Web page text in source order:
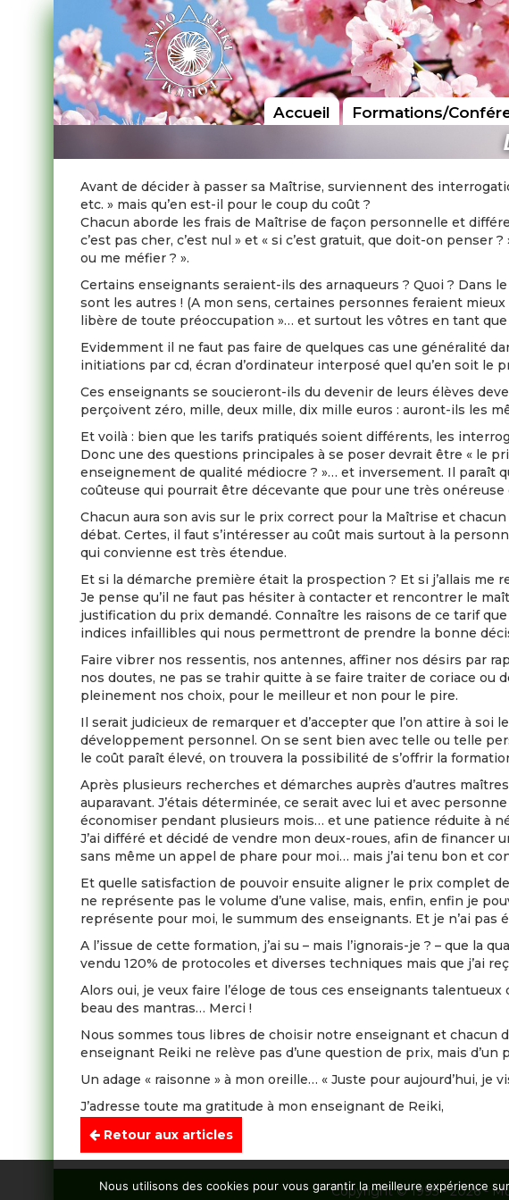
Accueil Formations/
Retour aux articles
Avant de décider à passer sa Maîtrise, surviennent des
etc. » mais qu’en est-il pour le coup du coût ?
Chacun aborde les frais de Maîtrise de façon personnelle et
c’est pas cher, c’est nul » et « si c’est gratuit, que doit-on
ou me méfier ? ».
Certains enseignants seraient-ils des arnaqueurs ? Quoi ? Dans
sont les autres ! (A mon sens, certaines personnes feraient
libère de toute préoccupation »… et surtout les vôtres en tant
Evidemment il ne faut pas faire de quelques cas une généralité
initiations par cd, écran d’ordinateur interposé quel qu’en soit le
Ces enseignants se soucieront-ils du devenir de leurs élèves
perçoivent zéro, mille, deux mille, dix mille euros : auront-ils les
Et voilà : bien que les tarifs pratiqués soient différents, les
Donc une des questions principales à se poser devrait être « le
enseignement de qualité médiocre ? »… et inversement. Il paraît
coûteuse qui pourrait être décevante que pour une très onéreuse
Chacun aura son avis sur le prix correct pour la Maîtrise et
débat. Certes, il faut s’intéresser au coût mais surtout à la
qui convienne est très étendue.
Et si la démarche première était la prospection ? Et si j’allais me
Je pense qu’il ne faut pas hésiter à contacter et rencontrer le
justification du prix demandé. Connaître les raisons de ce tarif
indices infaillibles qui nous permettront de prendre la bonne
Faire vibrer nos ressentis, nos antennes, affiner nos désirs par
nos doutes, ne pas se trahir quitte à se faire traiter de coriace
pleinement nos choix, pour le meilleur et non pour le pire.
Il serait judicieux de remarquer et d’accepter que l’on attire à
développement personnel. On se sent bien avec telle ou telle
le coût paraît élevé, on trouvera la possibilité de s’offrir la
Après plusieurs recherches et démarches auprès d’autres
auparavant. J’étais déterminée, ce serait avec lui et avec
économiser pendant plusieurs mois… et une patience réduite à
J’ai différé et décidé de vendre mon deux-roues, afin de
sans même un appel de phare pour moi… mais j’ai tenu bon et
Et quelle satisfaction de pouvoir ensuite aligner le prix complet
ne représente pas le volume d’une valise, mais, enfin, enfin je
représente pour moi, le summum des enseignants. Et je n’ai pas
A l’issue de cette formation, j’ai su – mais l’ignorais-je ? – que
vendu 120% de protocoles et diverses techniques mais que j’ai
Alors oui, je veux faire l’éloge de tous ces enseignants
beau des mantras… Merci !
Nous sommes tous libres de choisir notre enseignant et chacun
enseignant Reiki ne relève pas d’une question de prix, mais d’un
Un adage « raisonne » à mon oreille… « Juste pour aujourd’hui,
J’adresse toute ma gratitude à mon enseignant de Reiki,
Sabine
Copyright © 1995 - 2026 -
Nous utilisons des cookies pour vous garantir la meilleure expérience